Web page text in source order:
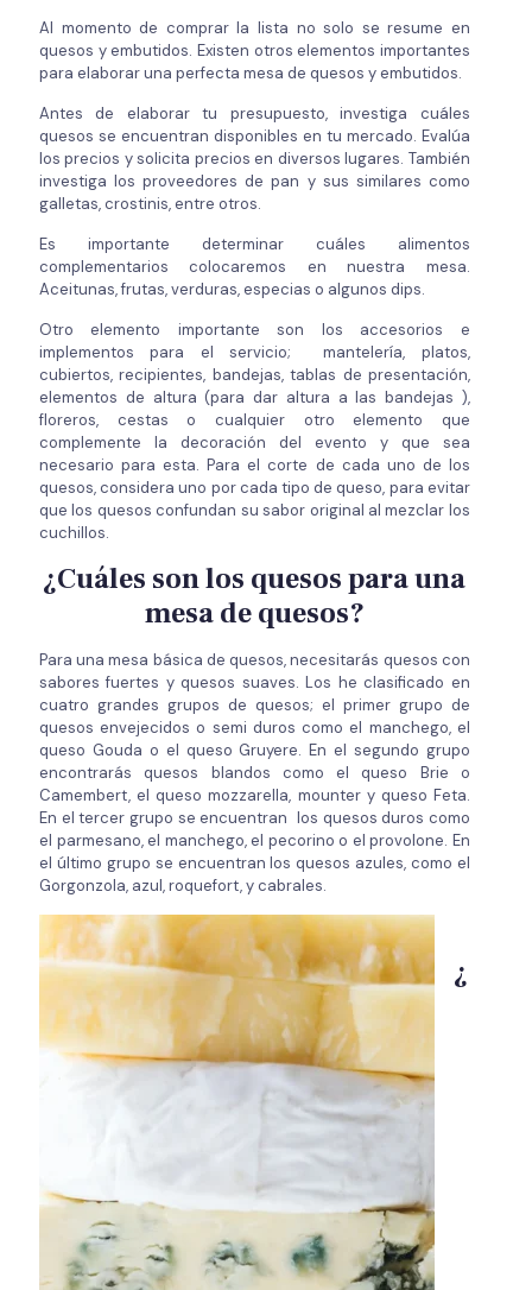
Al momento de comprar la lista no solo se resume en
quesos y embutidos. Existen otros elementos importantes
para elaborar una perfecta mesa de quesos y embutidos.
Antes de elaborar tu presupuesto, investiga cuáles
quesos se encuentran disponibles en tu mercado. Evalúa
los precios y solicita precios en diversos lugares. También
investiga los proveedores de pan y sus similares como
galletas, crostinis, entre otros.
Es importante determinar cuáles alimentos
complementarios colocaremos en nuestra mesa.
Aceitunas, frutas, verduras, especias o algunos dips.
Otro elemento importante son los accesorios e
implementos para el servicio; mantelería, platos,
cubiertos, recipientes, bandejas, tablas de presentación,
elementos de altura (para dar altura a las bandejas ),
floreros, cestas o cualquier otro elemento que
complemente la decoración del evento y que sea
necesario para esta. Para el corte de cada uno de los
quesos, considera uno por cada tipo de queso, para evitar
que los quesos confundan su sabor original al mezclar los
cuchillos.
¿Cuáles son los quesos para una
mesa de quesos?
Para una mesa básica de quesos, necesitarás quesos con
sabores fuertes y quesos suaves. Los he clasificado en
cuatro grandes grupos de quesos; el primer grupo de
quesos envejecidos o semi duros como el manchego, el
queso Gouda o el queso Gruyere. En el segundo grupo
encontrarás quesos blandos como el queso Brie o
Camembert, el queso mozzarella, mounter y queso Feta.
En el tercer grupo se encuentran los quesos duros como
el parmesano, el manchego, el pecorino o el provolone. En
el último grupo se encuentran los quesos azules, como el
Gorgonzola, azul, roquefort, y cabrales.
¿